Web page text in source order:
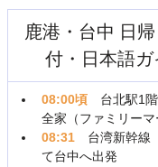
鹿港・台中 日
付・日本語ガ
08:00頃 台北駅1階
全家（ファミリー
08:31 台湾新幹線
て台中へ出発